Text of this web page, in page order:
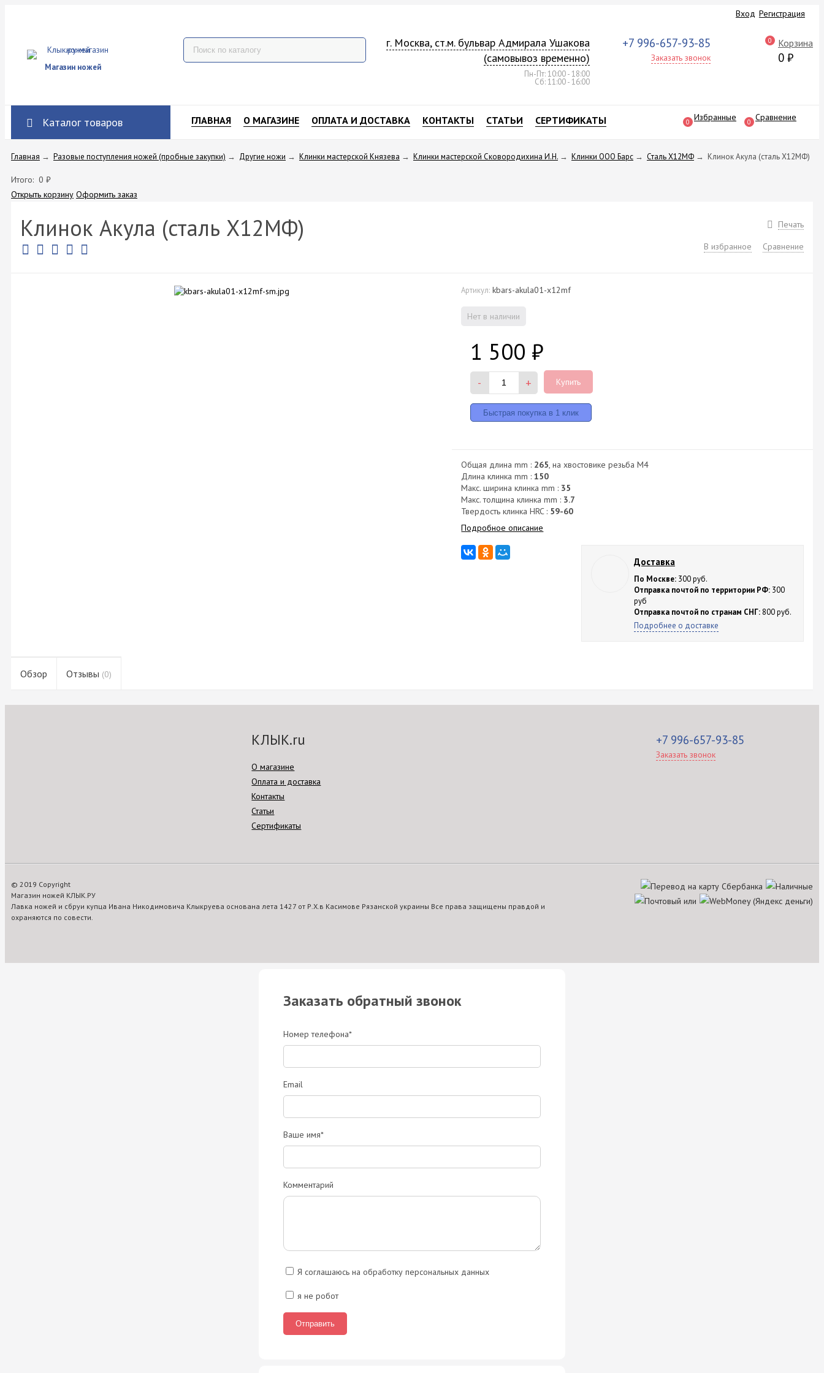
Вход Регистрация
Магазин ножей
г. Москва, ст.м. бульвар Адмирала Ушакова
(самовывоз временно)
Пн-Пт: 10:00 - 18:00
Сб: 11:00 - 16:00
+7 996-657-93-85
Заказать звонок
0 Корзина
0 ₽
Каталог товаров ГЛАВНАЯ О МАГАЗИНЕ ОПЛАТА И ДОСТАВКА КОНТАКТЫ СТАТЬИ СЕРТИФИКАТЫ 0 Избранные 0 Сравнение
Главная → Разовые поступления ножей (пробные закупки) → Другие ножи → Клинки мастерской Князева → Клинки мастерской Сковородихина И.Н. → Клинки ООО Барс → Сталь Х12МФ → Клинок Акула (сталь Х12МФ)
Итого: 0 ₽
Открыть корзину Оформить заказ
Печать
Клинок Акула (сталь Х12МФ)
В избранное Сравнение
Артикул: kbars-akula01-x12mf
Нет в наличии
1 500 ₽
- + Купить
Общая длина mm : 265 , на хвостовике резьба М4
Длина клинка mm :150
Макс. ширина клинка mm : 35
Макс. толщина клинка mm : 3.7
Твердость клинка HRC : 59-60
Подробное описание
Доставка
По Москве:300 руб.
Отправка почтой по территории РФ:300
руб
Отправка почтой по странам СНГ:800 руб.
Подробнее о доставке
Обзор Отзывы (0)
КЛЫК.ru
О магазине
Оплата и доставка
Контакты
Статьи
Сертификаты
+7 996-657-93-85
Заказать звонок
© 2019 Copyright
Магазин ножей КЛЫК.РУ
Лавка ножей и сбруи купца Ивана Никодимовича Клыкруева основана лета 1427 от Р.Х.в Касимове Рязанской украины Все права защищены правдой и
охраняются по совести.
Заказать обратный звонок
Номер телефона*
Email
Ваше имя*
Комментарий
Я соглашаюсь на обработку персональных данных
я не робот